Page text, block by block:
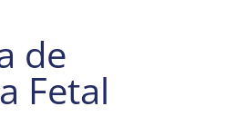
de
Fetal